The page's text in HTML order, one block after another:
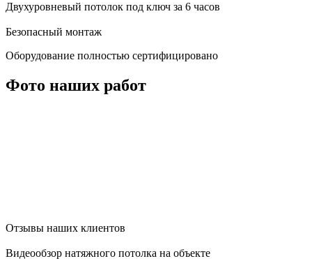
Двухуровневый потолок под ключ за 6 часов
Безопасный монтаж
Оборудование полностью сертифицировано
Фото наших работ
Отзывы наших клиентов
Видеообзор натяжного потолка на объекте